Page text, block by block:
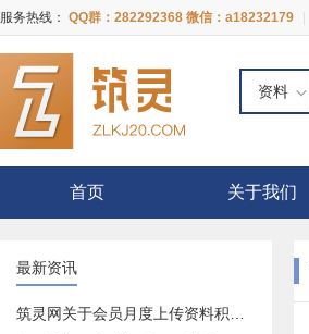
服务热线： QQ群：282292368 微信：a18232179
资料
首页 关于我们
最新资讯